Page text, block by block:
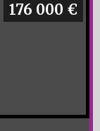
176 000 €